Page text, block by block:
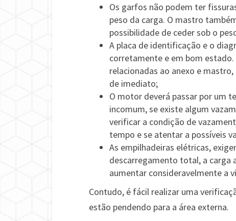
Os garfos não podem ter
peso da carga. O mastro
possibilidade de ceder sob o
A placa de identificação e o
corretamente e em bom
relacionadas ao anexo e
de imediato;
O motor deverá passar por um
incomum, se existe algum
verificar a condição de
tempo e se atentar a possíveis
As empilhadeiras elétricas,
descarregamento total, a carga
aumentar consideravelmente a
Contudo, é fácil realizar uma
estão pendendo para a área externa.